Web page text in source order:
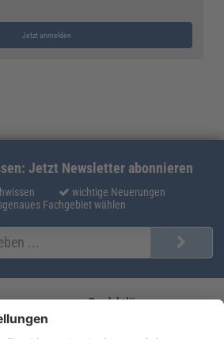
Jetzt anmelden
Jetzt Newsletter abonnieren
wichtige Neuerungen
Fachgebiet wählen
Produktlösungen